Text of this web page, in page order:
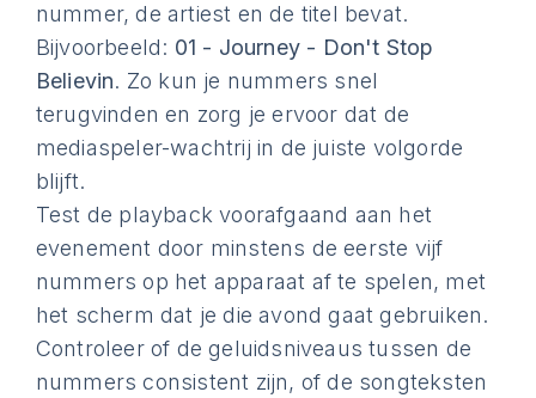
nummer, de artiest en de titel bevat.
Bijvoorbeeld: 01 - Journey - Don't Stop
Believin. Zo kun je nummers snel
terugvinden en zorg je ervoor dat de
mediaspeler-wachtrij in de juiste volgorde
blijft.
Test de playback voorafgaand aan het
evenement door minstens de eerste vijf
nummers op het apparaat af te spelen, met
het scherm dat je die avond gaat gebruiken.
Controleer of de geluidsniveaus tussen de
nummers consistent zijn, of de songteksten